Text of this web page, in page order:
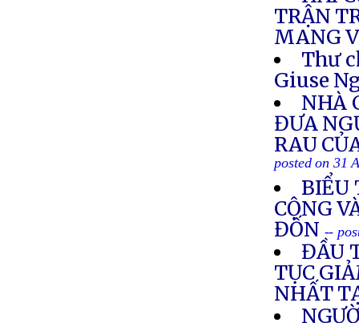
TRẬN
MANG
Thư
Giuse
NHÀ
ĐƯA
RAU
posted on 31
BIỂU
CỘNG
ĐỐN --
ĐẦU
TỤC
NHẤT